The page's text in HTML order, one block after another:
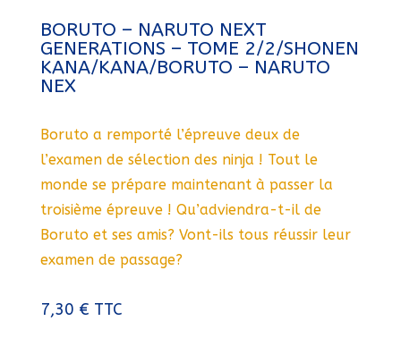
BORUTO – NARUTO NEXT
GENERATIONS – TOME 2/2/SHONEN
KANA/KANA/BORUTO – NARUTO
NEX
Boruto a remporté l’épreuve deux de
l’examen de sélection des ninja ! Tout le
monde se prépare maintenant à passer la
troisième épreuve ! Qu’adviendra-t-il de
Boruto et ses amis? Vont-ils tous réussir leur
examen de passage?
7,30 € TTC